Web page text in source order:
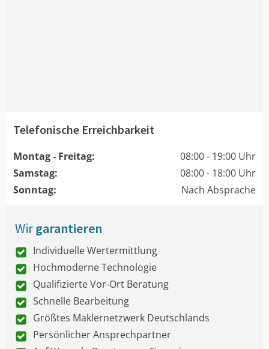
Telefonische Erreichbarkeit
Montag - Freitag:
08:00 - 19:00 Uhr
Samstag:
08:00 - 18:00 Uhr
Sonntag:
Nach Absprache
Wirgarantieren
Individuelle Wertermittlung
Hochmoderne Technologie
Qualifizierte Vor-Ort Beratung
Schnelle Bearbeitung
Größtes Maklernetzwerk Deutschlands
Persönlicher Ansprechpartner